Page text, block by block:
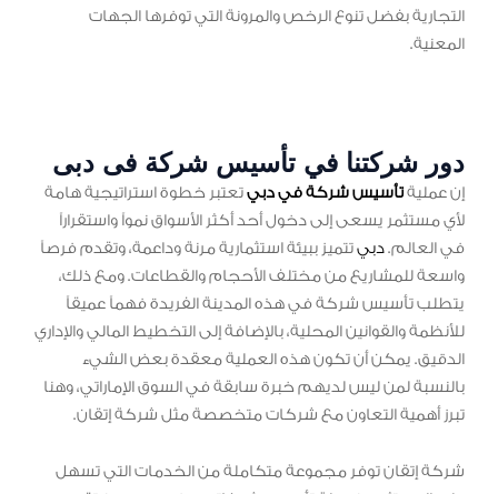
التجارية بفضل تنوع الرخص والمرونة التي توفرها الجهات
المعنية.
دور شركتنا في تأسيس شركة فى دبى
إن عمليةتأسيس شركة في دبيتعتبر خطوة استراتيجية هامة
لأي مستثمر يسعى إلى دخول أحد أكثر الأسواق نمواً واستقراراً
في العالم.دبيتتميز ببيئة استثمارية مرنة وداعمة، وتقدم فرصاً
واسعة للمشاريع من مختلف الأحجام والقطاعات. ومع ذلك،
يتطلب تأسيس شركة في هذه المدينة الفريدة فهماً عميقاً
للأنظمة والقوانين المحلية، بالإضافة إلى التخطيط المالي والإداري
الدقيق. يمكن أن تكون هذه العملية معقدة بعض الشيء
بالنسبة لمن ليس لديهم خبرة سابقة في السوق الإماراتي، وهنا
تبرز أهمية التعاون مع شركات متخصصة مثل شركة إتقان.
شركة إتقان توفر مجموعة متكاملة من الخدمات التي تسهل